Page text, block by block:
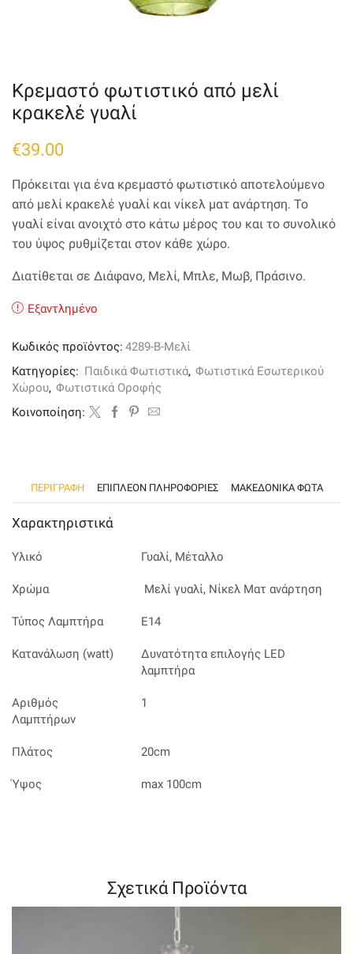
Κρεμαστό φωτιστικό από μελί
κρακελέ γυαλί
€39.00
Πρόκειται για ένα κρεμαστό φωτιστικό αποτελούμενο
από μελί κρακελέ γυαλί και νίκελ ματ ανάρτηση. Το
γυαλί είναι ανοιχτό στο κάτω μέρος του και το συνολικό
του ύψος ρυθμίζεται στον κάθε χώρο.
Διατίθεται σε Διάφανο, Μελί, Μπλε, Μωβ, Πράσινο.
Εξαντλημένο
Κωδικός προϊόντος: 4289-Β-Μελί
Κατηγορίες: Παιδικά Φωτιστικά, Φωτιστικά Εσωτερικού
Χώρου, Φωτιστικά Οροφής
Kοινοποίηση:
ΠΕΡΙΓΡΑΦΉ ΕΠΙΠΛΈΟΝ ΠΛΗΡΟΦΟΡΊΕΣ ΜΑΚΕΔΟΝΙΚΑ ΦΩΤΑ
Χαρακτηριστικά
Υλικό Γυαλί, Μέταλλο
Χρώμα Μελί γυαλί, Νίκελ Ματ ανάρτηση
Τύπος Λαμπτήρα Ε14
Κατανάλωση (watt)
Δυνατότητα επιλογής LED
λαμπτήρα
Αριθμός
Λαμπτήρων
1
Πλάτος 20cm
Ύψος max 100cm
Σχετικά Προϊόντα